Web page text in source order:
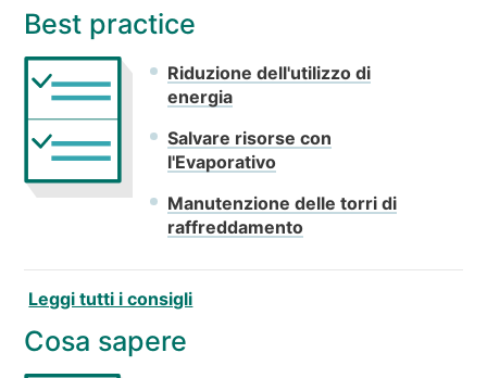
Best practice
Riduzione dell'utilizzo di
energia
Salvare risorse con
l'Evaporativo
Manutenzione delle torri di
raffreddamento
Leggi tutti i consigli
Cosa sapere